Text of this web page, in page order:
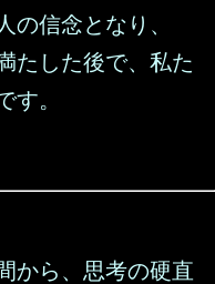
の信念となり、
たした後で、私た
す。
から、思考の硬直